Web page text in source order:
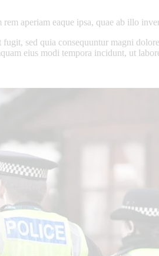
aperiam eaque ipsa, quae ab illo
sed quia consequuntur magni
eius modi tempora incidunt, ut